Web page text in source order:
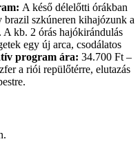
A késő délelőtti órákban
brazil szkúneren kihajózunk a
kb. 2 órás hajókirándulás
egy új arca, csodálatos
program ára: 34.700 Ft –
a riói repülőtérre, elutazás